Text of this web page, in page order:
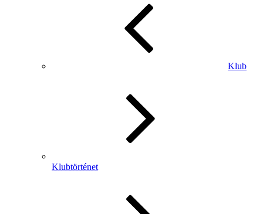
Klub
Klubtörténet